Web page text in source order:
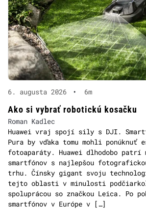
6. augusta 2026 • 6m
Ako si vybrať robotickú kosačku
Roman Kadlec
Huawei vraj spojí sily s DJI.
Pura by vďaka tomu mohli ponúknuť
fotoaparáty. Huawei dlhodobo patrí
smartfónov s najlepšou
trhu. Čínsky gigant svoju
tejto oblasti v minulosti
spoluprácou so značkou Leica. Po
smartfónov v Európe v […]